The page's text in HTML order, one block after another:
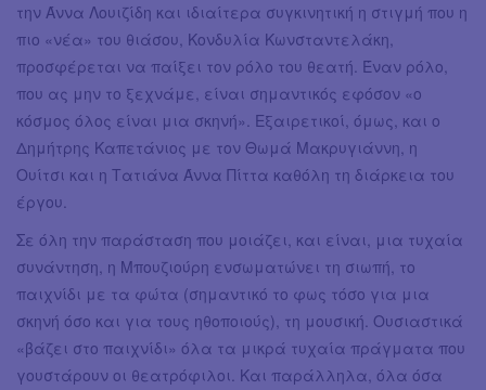
την Άννα Λουιζίδη και ιδιαίτερα συγκινητική η στιγμή που η
πιο «νέα» του θιάσου, Κονδυλία Κωνσταντελάκη,
προσφέρεται να παίξει τον ρόλο του θεατή. Έναν ρόλο,
που ας μην το ξεχνάμε, είναι σημαντικός εφόσον «ο
κόσμος όλος είναι μια σκηνή». Εξαιρετικοί, όμως, και ο
Δημήτρης Καπετάνιος με τον Θωμά Μακρυγιάννη, η
Ουίτσι και η Τατιάνα Άννα Πίττα καθόλη τη διάρκεια του
έργου.
Σε όλη την παράσταση που μοιάζει, και είναι, μια τυχαία
συνάντηση, η Μπουζιούρη ενσωματώνει τη σιωπή, το
παιχνίδι με τα φώτα (σημαντικό το φως τόσο για μια
σκηνή όσο και για τους ηθοποιούς), τη μουσική. Ουσιαστικά
«βάζει στο παιχνίδι» όλα τα μικρά τυχαία πράγματα που
γουστάρουν οι θεατρόφιλοι. Και παράλληλα, όλα όσα